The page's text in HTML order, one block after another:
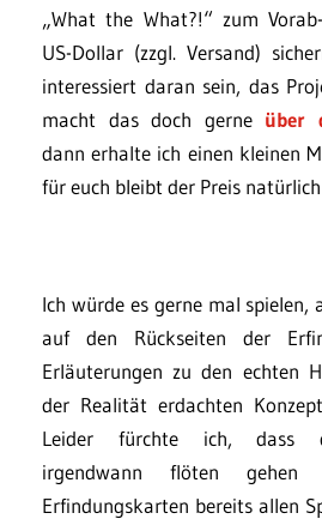
„What the What?!“ zum
US-Dollar (zzgl. Versand)
interessiert daran sein, das
macht das doch gerne über
dann erhalte ich einen kleinen
für euch bleibt der Preis
Ich würde es gerne mal spielen,
auf den Rückseiten der
Erläuterungen zu den echten
der Realität erdachten
Leider fürchte ich, dass
irgendwann flöten
Erfindungskarten bereits allen